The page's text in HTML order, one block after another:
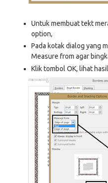
Untuk membuat tekt
option,
Pada kotak dialog yang
Measure from agar
Klik tombol OK, lihat